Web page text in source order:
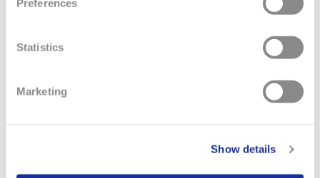
Preferences
Statistics
Marketing
Show details